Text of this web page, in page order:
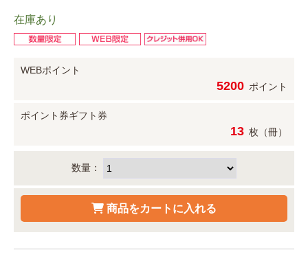
在庫あり
WEBポイント
5200 ポイント
ポイント券ギフト券
13 枚（冊）
数量：